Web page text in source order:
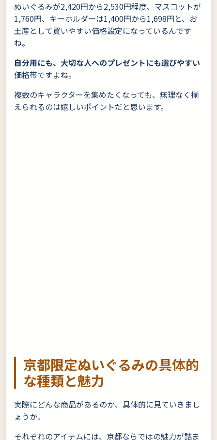
ぬいぐるみが2,420円から2,530円程度、マスコットが
1,760円、キーホルダーは1,400円から1,698円と、お
土産として買いやすい価格設定になっているんです
ね。
自分用にも、大切な人へのプレゼントにも選びやすい
価格帯ですよね。
複数のキャラクターを集めたくなっても、無理なく揃
えられるのは嬉しいポイントだと思います。
京都限定ぬいぐるみの具体的
な種類と魅力
実際にどんな商品があるのか、具体的に見ていきまし
ょうか。
それぞれのアイテムには、京都ならではの魅力が詰ま